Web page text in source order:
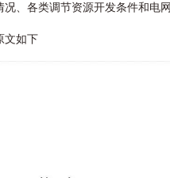
况、各类调节资源开发条件和电
文如下